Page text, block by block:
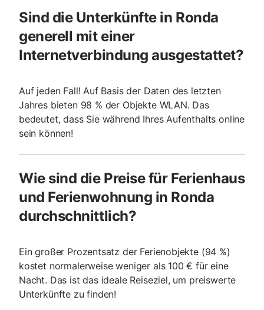
Sind die Unterkünfte in Ronda
generell mit einer
Internetverbindung ausgestattet?
Auf jeden Fall! Auf Basis der Daten des letzten
Jahres bieten 98 % der Objekte WLAN. Das
bedeutet, dass Sie während Ihres Aufenthalts online
sein können!
Wie sind die Preise für Ferienhaus
und Ferienwohnung in Ronda
durchschnittlich?
Ein großer Prozentsatz der Ferienobjekte (94 %)
kostet normalerweise weniger als 100 € für eine
Nacht. Das ist das ideale Reiseziel, um preiswerte
Unterkünfte zu finden!